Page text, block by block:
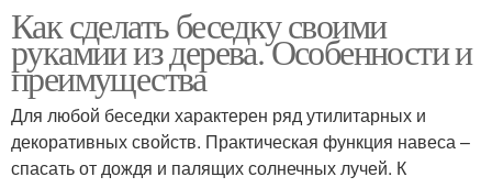
Как сделать беседку своими
рукамии из дерева. Особенности и
преимущества
Для любой беседки характерен ряд утилитарных и
декоративных свойств. Практическая функция навеса –
спасать от дождя и палящих солнечных лучей. К